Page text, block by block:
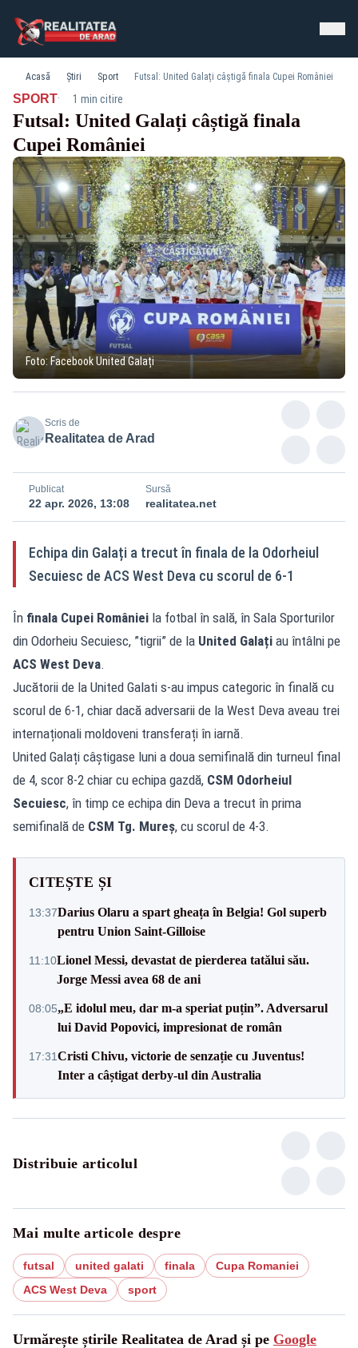
Acasă Știri Sport Futsal: United Galați câștigă finala Cupei României
SPORT· 1 min citire
Futsal: United Galați câștigă finala
Cupei României
Foto: Facebook United Galați
Scris de
Realitatea de Arad
Publicat
22 apr. 2026, 13:08
Sursă
realitatea.net
Echipa din Galați a trecut în finala de la Odorheiul
Secuiesc de ACS West Deva cu scorul de 6-1
În finala Cupei României la fotbal în sală, în Sala Sporturilor
din Odorheiu Secuiesc, ”tigrii” de la United Galați au întâlni pe
ACS West Deva.
Jucătorii de la United Galati s-au impus categoric în finală cu
scorul de 6-1, chiar dacă adversarii de la West Deva aveau trei
internaționali moldoveni transferați în iarnă.
United Galați câștigase luni a doua semifinală din turneul final
de 4, scor 8-2 chiar cu echipa gazdă, CSM Odorheiul
Secuiesc, în timp ce echipa din Deva a trecut în prima
semifinală de CSM Tg. Mureș, cu scorul de 4-3.
CITEȘTE ȘI
13:37Darius Olaru a spart gheața în Belgia! Gol superb
pentru Union Saint-Gilloise
11:10Lionel Messi, devastat de pierderea tatălui său.
Jorge Messi avea 68 de ani
08:05„E idolul meu, dar m-a speriat puțin”. Adversarul
lui David Popovici, impresionat de român
17:31Cristi Chivu, victorie de senzație cu Juventus!
Inter a câștigat derby-ul din Australia
Distribuie articolul
Mai multe articole despre
futsal united galati finala
Cupa Romaniei
ACS West Deva
sport
Urmărește știrile Realitatea de Arad și pe Google